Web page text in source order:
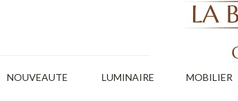
NOUVEAUTE LUMINAIRE MOBILIER